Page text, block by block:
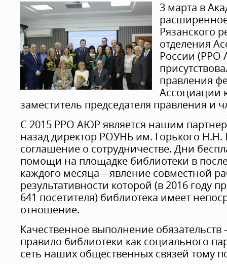
3 марта в
Рязанского
отделения
России (РРО
правления
Ассоциации
заместитель председателя правления и
С 2015 РРО АЮР является нашим
назад директор РОУНБ им. Горького
соглашение о сотрудничестве. Дни
помощи на площадке библиотеки в
каждого месяца – явление совместной
результативности которой (в 2016 году
641 посетителя) библиотека имеет
отношение.
Качественное выполнение обязательств
правило библиотеки как социального
сеть наших общественных связей тому